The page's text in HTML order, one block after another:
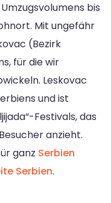
bis
Mit ungefähr
(Bezirk
für die wir
Leskovac
und ist
Festivals, das
anzieht.
ganz Serbien
Serbien.